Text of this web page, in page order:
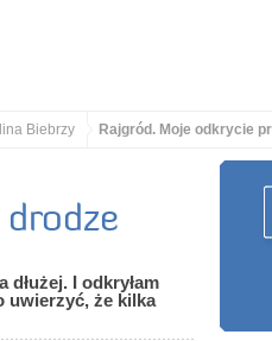
Biebrzy Rajgród. Moje odkrycie
I odkryłam
uwierzyć, że kilka